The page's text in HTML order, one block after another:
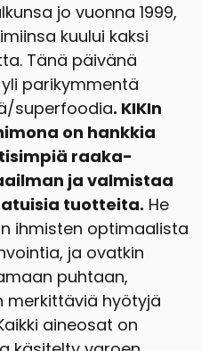
jo vuonna 1999,
kuului kaksi
Tänä päivänä
parikymmentä
superfoodia. KIKIn
on hankkia
raaka-
ja valmistaa
tuotteita. He
ihmisten optimaalista
ja ovatkin
puhtaan,
merkittäviä hyötyjä
aineosat on